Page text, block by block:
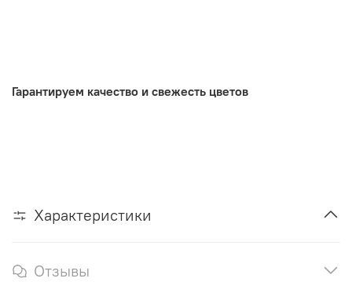
Гарантируем качество и свежесть цветов
Характеристики
Отзывы